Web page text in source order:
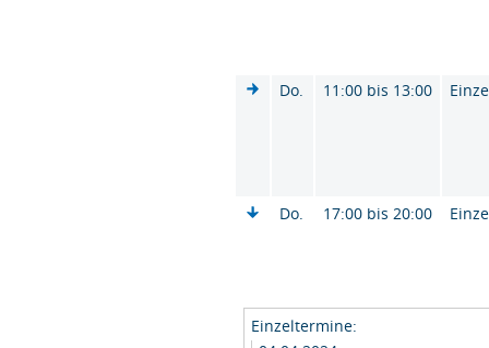
Do. 11:00 bis 13:00
Do. 17:00 bis 20:00
Einzeltermine: